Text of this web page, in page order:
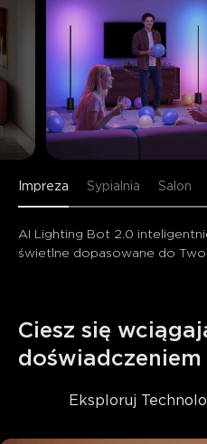
Impreza Sypialnia Salon
AI Lighting Bot 2.0
świetlne dopasowane do
Ciesz się
doświadczeniem
Eksploruj